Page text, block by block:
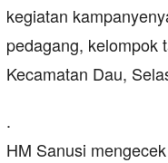
kegiatan
pedagang, kelompok
Kecamatan Dau,
.
HM Sanusi